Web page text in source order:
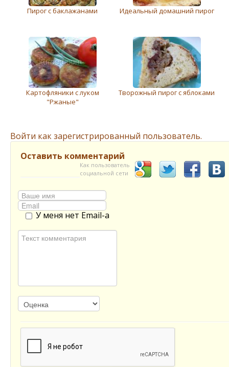
Пирог с баклажанами Идеальный домашний пирог
Картофляники с луком
"Ржаные"
Творожный пирог с яблоками
Войти как зарегистрированный пользователь.
Оставить комментарий
Как пользователь
социальной сети
У меня нет Email-а